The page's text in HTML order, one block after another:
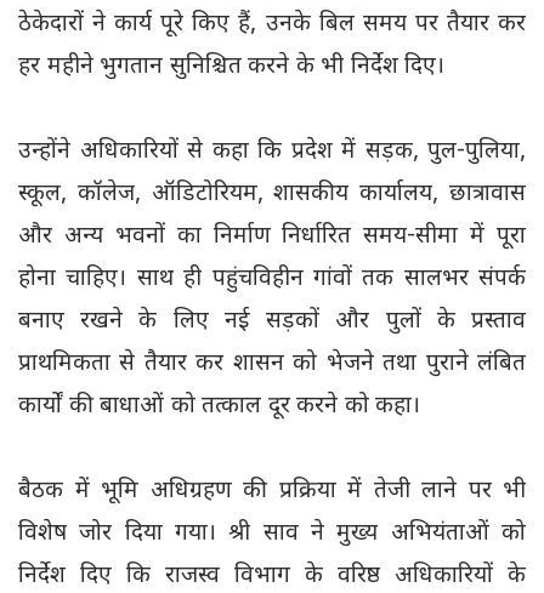
ठेकेदारों ने कार्य पूरे किए हैं, उनके बिल समय पर तैयार कर
हर महीने भुगतान सुनिश्चित करने के भी निर्देश दिए।
उन्होंने अधिकारियों से कहा कि प्रदेश में सड़क, पुल-पुलिया,
स्कूल, कॉलेज, ऑडिटोरियम, शासकीय कार्यालय, छात्रावास
और अन्य भवनों का निर्माण निर्धारित समय-सीमा में पूरा
होना चाहिए। साथ ही पहुंचविहीन गांवों तक सालभर संपर्क
बनाए रखने के लिए नई सड़कों और पुलों के प्रस्ताव
प्राथमिकता से तैयार कर शासन को भेजने तथा पुराने लंबित
कार्यों की बाधाओं को तत्काल दूर करने को कहा।
बैठक में भूमि अधिग्रहण की प्रक्रिया में तेजी लाने पर भी
विशेष जोर दिया गया। श्री साव ने मुख्य अभियंताओं को
निर्देश दिए कि राजस्व विभाग के वरिष्ठ अधिकारियों के